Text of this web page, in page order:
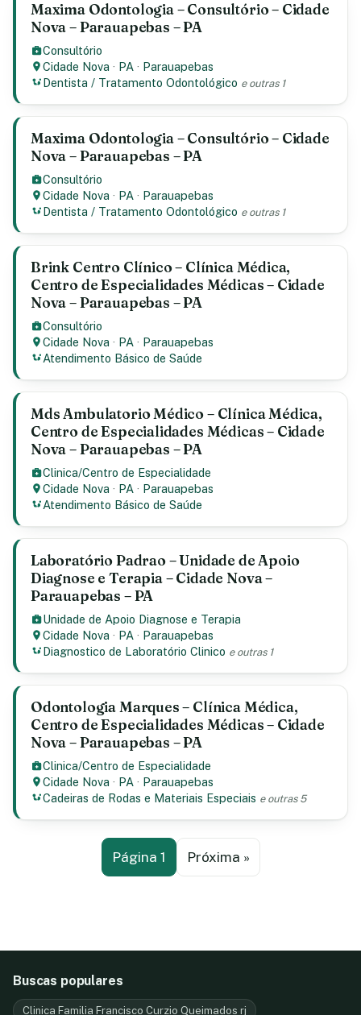
Maxima Odontologia – Consultório – Cidade
Nova – Parauapebas – PA
Consultório
Cidade Nova · PA · Parauapebas
Dentista / Tratamento Odontológico e outras 1
Maxima Odontologia – Consultório – Cidade
Nova – Parauapebas – PA
Consultório
Cidade Nova · PA · Parauapebas
Dentista / Tratamento Odontológico e outras 1
Brink Centro Clínico – Clínica Médica,
Centro de Especialidades Médicas – Cidade
Nova – Parauapebas – PA
Consultório
Cidade Nova · PA · Parauapebas
Atendimento Básico de Saúde
Mds Ambulatorio Médico – Clínica Médica,
Centro de Especialidades Médicas – Cidade
Nova – Parauapebas – PA
Clinica/Centro de Especialidade
Cidade Nova · PA · Parauapebas
Atendimento Básico de Saúde
Laboratório Padrao – Unidade de Apoio
Diagnose e Terapia – Cidade Nova –
Parauapebas – PA
Unidade de Apoio Diagnose e Terapia
Cidade Nova · PA · Parauapebas
Diagnostico de Laboratório Clinico e outras 1
Odontologia Marques – Clínica Médica,
Centro de Especialidades Médicas – Cidade
Nova – Parauapebas – PA
Clinica/Centro de Especialidade
Cidade Nova · PA · Parauapebas
Cadeiras de Rodas e Materiais Especiais e outras 5
Página 1 Próxima »
Buscas populares
Clinica Familia Francisco Curzio Queimados rj